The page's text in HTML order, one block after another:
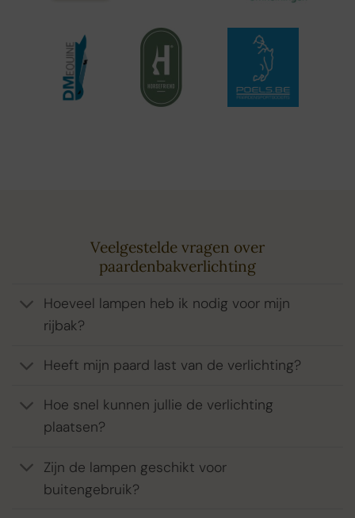
Veelgestelde vragen over
paardenbakverlichting
Hoeveel lampen heb ik nodig voor mijn
rijbak?
Heeft mijn paard last van de verlichting?
Hoe snel kunnen jullie de verlichting
plaatsen?
Zijn de lampen geschikt voor
buitengebruik?